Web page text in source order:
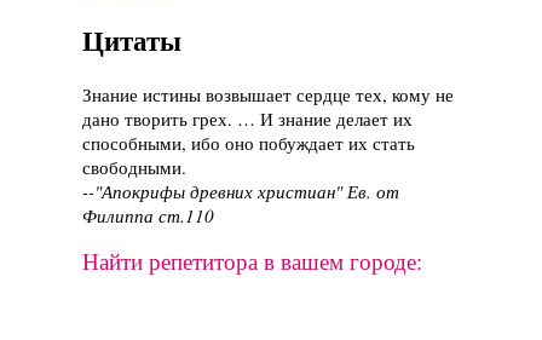
Цитаты
Знание истины возвышает сердце тех, кому не
дано творить грех. … И знание делает их
способными, ибо оно побуждает их стать
свободными.
--"Апокрифы древних христиан" Ев. от
Филиппа ст.110
Найти репетитора в вашем городе: